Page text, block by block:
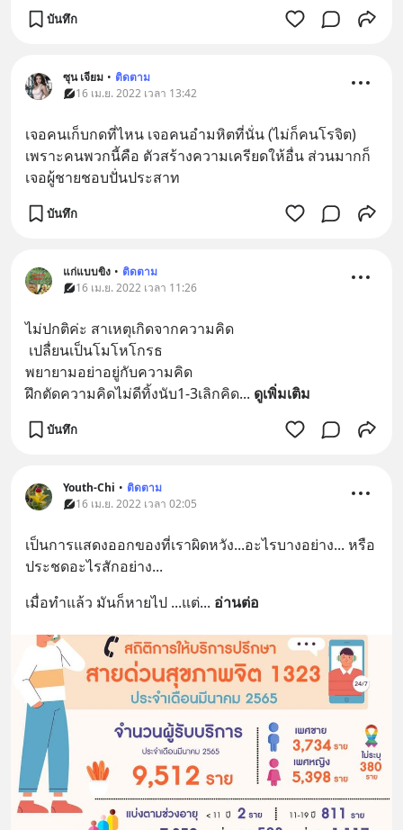
บันทึก
ซุน เจียม • ติดตาม
16 เม.ย. 2022 เวลา 13:42
เจอคนเก็บกดที่ไหน เจอคนอำมหิตที่นั่น (ไม่ก็คนโรจิต)
เพราะคนพวกนี้คือ ตัวสร้างความเครียดให้อื่น ส่วนมากก็
เจอผู้ชายชอบปั่นประสาท
บันทึก
แก่แบบขิง • ติดตาม
16 เม.ย. 2022 เวลา 11:26
ไม่ปกติค่ะ สาเหตุเกิดจากความคิด
เปลื่ยนเป็นโมโหโกรธ
พยายามอย่าอยู่กับความคิด
ฝึกตัดความคิดไม่ดีทิ้งนับ1-3เลิกคิด... ดูเพิ่มเติม
บันทึก
Youth-Chi • ติดตาม
16 เม.ย. 2022 เวลา 02:05
เป็นการแสดงออกของที่เราผิดหวัง...อะไรบางอย่าง... หรือ
ประชดอะไรสักอย่าง...
เมื่อทำแล้ว มันก็หายไป ...แต่... อ่านต่อ